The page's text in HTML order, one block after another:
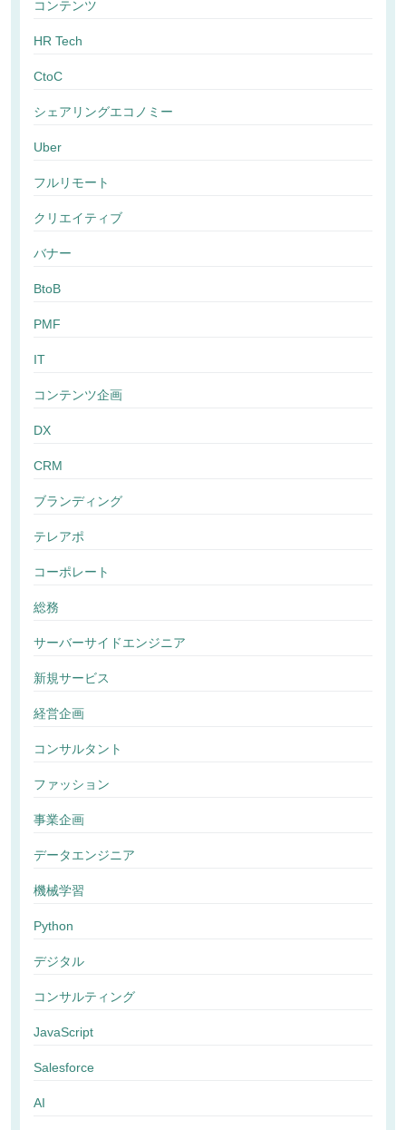
コンテンツ
HR Tech
CtoC
シェアリングエコノミー
Uber
フルリモート
クリエイティブ
バナー
BtoB
PMF
IT
コンテンツ企画
DX
CRM
ブランディング
テレアポ
コーポレート
総務
サーバーサイドエンジニア
新規サービス
経営企画
コンサルタント
ファッション
事業企画
データエンジニア
機械学習
Python
デジタル
コンサルティング
JavaScript
Salesforce
AI